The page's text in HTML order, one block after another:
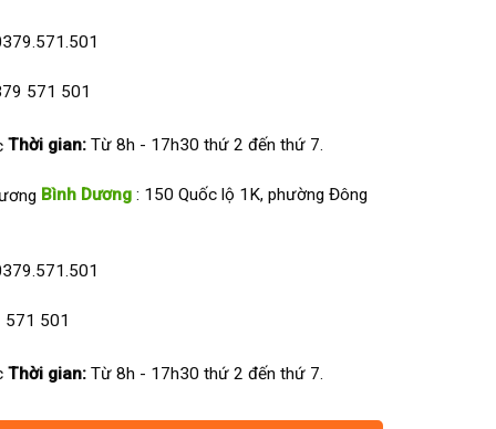
571 501
Thời gian:Từ 8h - 17h30 thứ 2 đến thứ 7.
Bình Dương: 150 Quốc lộ 1K, phường Đông
571 501
Thời gian:Từ 8h - 17h30 thứ 2 đến thứ 7.